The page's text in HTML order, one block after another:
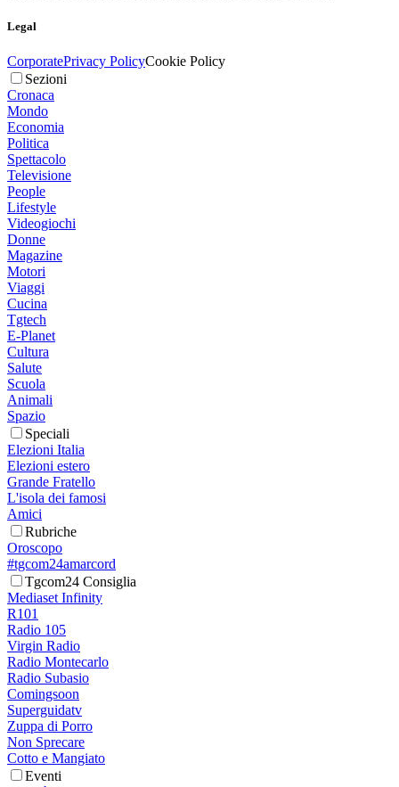
Legal
CorporatePrivacy PolicyCookie Policy
Sezioni
Cronaca
Mondo
Economia
Politica
Spettacolo
Televisione
People
Lifestyle
Videogiochi
Donne
Magazine
Motori
Viaggi
Cucina
Tgtech
E-Planet
Cultura
Salute
Scuola
Animali
Spazio
Speciali
Elezioni Italia
Elezioni estero
Grande Fratello
L'isola dei famosi
Amici
Rubriche
Oroscopo
#tgcom24amarcord
Tgcom24 Consiglia
Mediaset Infinity
R101
Radio 105
Virgin Radio
Radio Montecarlo
Radio Subasio
Comingsoon
Superguidatv
Zuppa di Porro
Non Sprecare
Cotto e Mangiato
Eventi